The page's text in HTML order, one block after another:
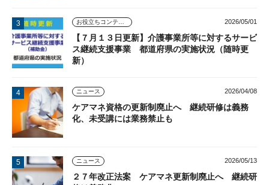
お役立ちコンテンツ 2026/05/01
【７月１３日更新】介護事業所等に対するサービ
ス継続支援事業 都道府県の実施状況（随時更
新）
ニュース 2026/04/08
ケアマネ資格の更新制廃止へ 継続研修は義務
化、未受講には業務禁止も
ニュース 2026/05/13
２７年改正法案 ケアマネ更新制廃止へ 継続研